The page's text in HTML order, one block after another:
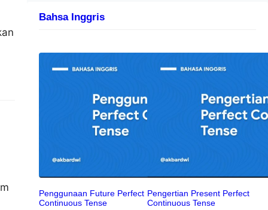
Bahsa Inggris
Penggunaan Future Perfect
Continuous Tense
Pengertian Present Perfect
Continuous Tense